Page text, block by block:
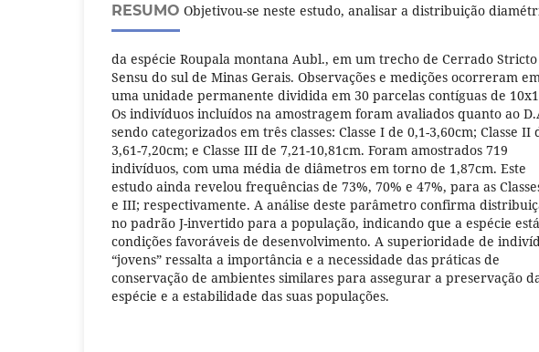
RESUMO Objetivou-se neste estudo, analisar a distribuição
da espécie Roupala montana Aubl., em um trecho de Cerrado Stricto
Sensu do sul de Minas Gerais. Observações e medições ocorreram
uma unidade permanente dividida em 30 parcelas contíguas de
Os indivíduos incluídos na amostragem foram avaliados quanto ao
sendo categorizados em três classes: Classe I de 0,1-3,60cm; Classe II
3,61-7,20cm; e Classe III de 7,21-10,81cm. Foram amostrados 719
indivíduos, com uma média de diâmetros em torno de 1,87cm. Este
estudo ainda revelou frequências de 73%, 70% e 47%, para as
e III; respectivamente. A análise deste parâmetro confirma
no padrão J-invertido para a população, indicando que a espécie
condições favoráveis de desenvolvimento. A superioridade de
“jovens” ressalta a importância e a necessidade das práticas de
conservação de ambientes similares para assegurar a preservação
espécie e a estabilidade das suas populações.